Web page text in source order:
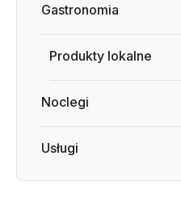
Gastronomia
Produkty lokalne
Noclegi
Usługi